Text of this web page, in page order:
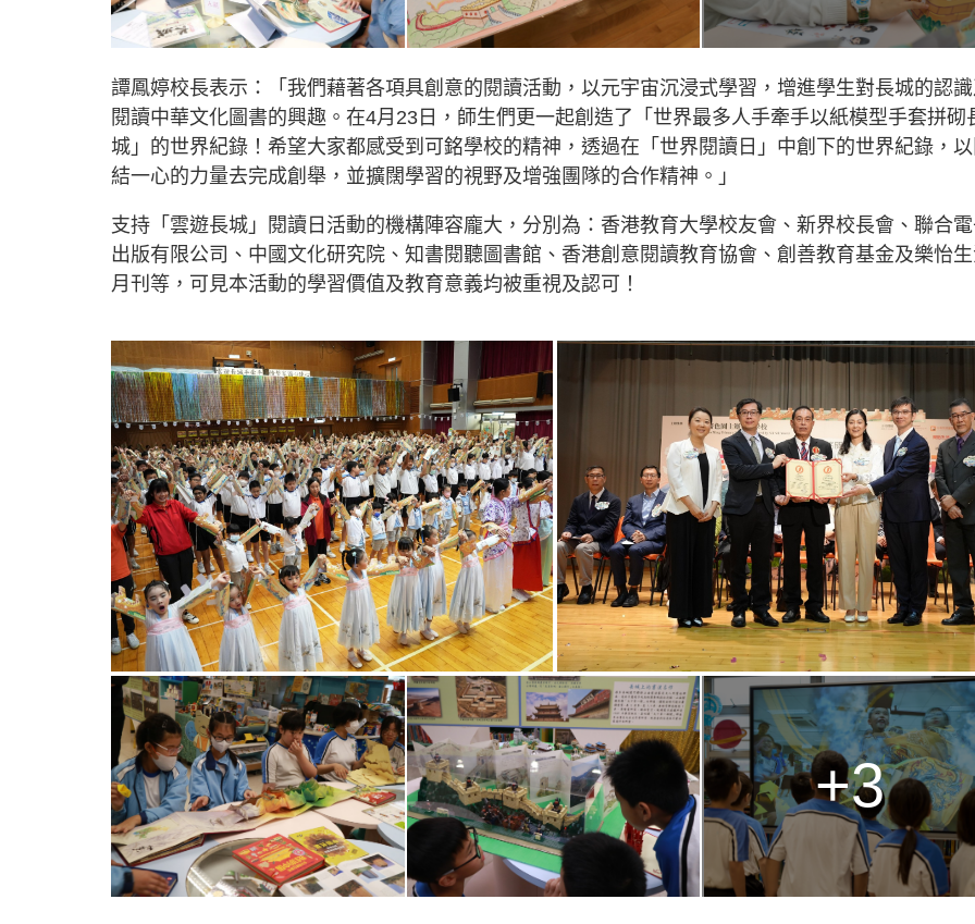
譚鳳婷校長表示：「我們藉著各項具創意的閱讀活動，以元宇宙沉浸式學習，增進學生對長城的認
閱讀中華文化圖書的興趣。在4月23日，師生們更一起創造了「世界最多人手牽手以紙模型手套拼砌
城」的世界紀錄！希望大家都感受到可銘學校的精神，透過在「世界閱讀日」中創下的世界紀錄，
結一心的力量去完成創舉，並擴闊學習的視野及增強團隊的合作精神。」
支持「雲遊長城」閱讀日活動的機構陣容龐大，分別為：香港教育大學校友會、新界校長會、聯合
出版有限公司、中國文化研究院、知書閱聽圖書館、香港創意閱讀教育協會、創善教育基金及樂怡
月刊等，可見本活動的學習價值及教育意義均被重視及認可！
+3